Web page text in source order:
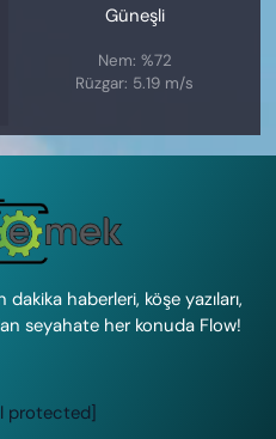
Güneşli
Nem: %72
Rüzgar: 5.19 m/s
haberleri, köşe yazıları,
seyahate her konuda Flow!
protected]